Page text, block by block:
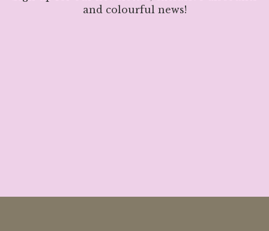
and colourful news!